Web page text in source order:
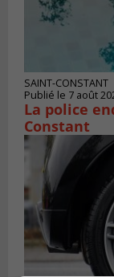
SAINT-CONSTANT
Publié le 7 août
La police
Constant